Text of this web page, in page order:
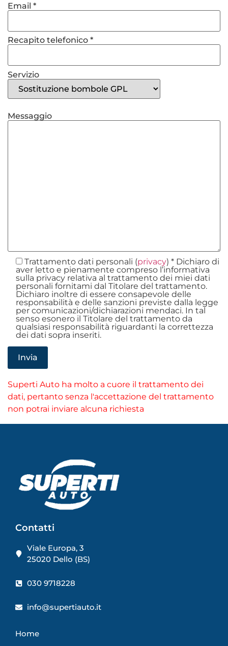
Email *
Recapito telefonico *
Servizio
Messaggio
Trattamento dati personali (privacy) * Dichiaro di
aver letto e pienamente compreso l’informativa
sulla privacy relativa al trattamento dei miei dati
personali fornitami dal Titolare del trattamento.
Dichiaro inoltre di essere consapevole delle
responsabilità e delle sanzioni previste dalla legge
per comunicazioni/dichiarazioni mendaci. In tal
senso esonero il Titolare del trattamento da
qualsiasi responsabilità riguardanti la correttezza
dei dati sopra inseriti.
Superti Auto ha molto a cuore il trattamento dei
dati, pertanto senza l'accettazione del trattamento
non potrai inviare alcuna richiesta
Contatti
Viale Europa, 3
25020 Dello (BS)
030 9718228
info@supertiauto.it
Home